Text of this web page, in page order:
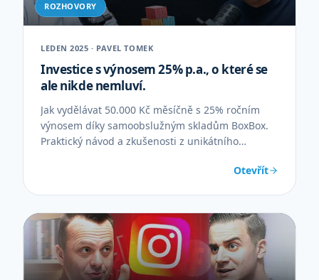
ROZHOVORY
LEDEN 2025 · PAVEL TOMEK
Investice s výnosem 25% p.a., o které se
ale nikde nemluví.
Jak vydělávat 50.000 Kč měsíčně s 25% ročním
výnosem díky samoobslužným skladům BoxBox.
Praktický návod a zkušenosti z unikátního
Otevřít